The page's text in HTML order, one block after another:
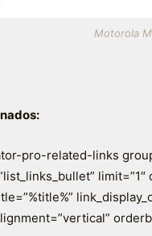
Motorola
pro-related-links
limit=”1″